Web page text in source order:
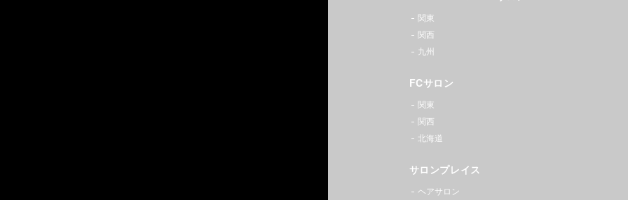
関東
関西
九州
FCサロン
関東
関西
北海道
サロンプレイス
ヘアサロン
池袋・
大宮・
横浜・
梅田・
難波・
京都・
天神・